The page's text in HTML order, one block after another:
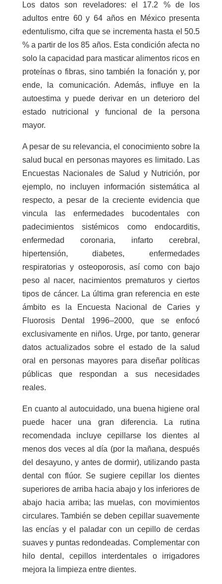
Los datos son reveladores: el 17.2 % de los
adultos entre 60 y 64 años en México presenta
edentulismo, cifra que se incrementa hasta el 50.5
% a partir de los 85 años. Esta condición afecta no
solo la capacidad para masticar alimentos ricos en
proteínas o fibras, sino también la fonación y, por
ende, la comunicación. Además, influye en la
autoestima y puede derivar en un deterioro del
estado nutricional y funcional de la persona
mayor.
A pesar de su relevancia, el conocimiento sobre la
salud bucal en personas mayores es limitado. Las
Encuestas Nacionales de Salud y Nutrición, por
ejemplo, no incluyen información sistemática al
respecto, a pesar de la creciente evidencia que
vincula las enfermedades bucodentales con
padecimientos sistémicos como endocarditis,
enfermedad coronaria, infarto cerebral,
hipertensión, diabetes, enfermedades
respiratorias y osteoporosis, así como con bajo
peso al nacer, nacimientos prematuros y ciertos
tipos de cáncer. La última gran referencia en este
ámbito es la Encuesta Nacional de Caries y
Fluorosis Dental 1996–2000, que se enfocó
exclusivamente en niños. Urge, por tanto, generar
datos actualizados sobre el estado de la salud
oral en personas mayores para diseñar políticas
públicas que respondan a sus necesidades
reales.
En cuanto al autocuidado, una buena higiene oral
puede hacer una gran diferencia. La rutina
recomendada incluye cepillarse los dientes al
menos dos veces al día (por la mañana, después
del desayuno, y antes de dormir), utilizando pasta
dental con flúor. Se sugiere cepillar los dientes
superiores de arriba hacia abajo y los inferiores de
abajo hacia arriba; las muelas, con movimientos
circulares. También se deben cepillar suavemente
las encías y el paladar con un cepillo de cerdas
suaves y puntas redondeadas. Complementar con
hilo dental, cepillos interdentales o irrigadores
mejora la limpieza entre dientes.